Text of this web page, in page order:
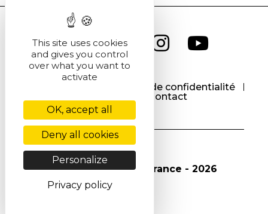
Politique de confidentialité
Contact
© Société Chimique de France - 2026
This site uses cookies
and gives you control
over what you want to
activate
OK, accept all
Deny all cookies
Personalize
Privacy policy